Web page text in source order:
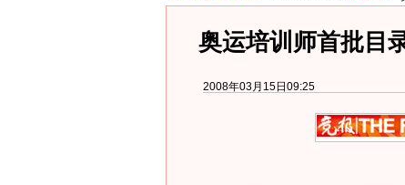
奥运培训师首批目
2008年03月15日09:25